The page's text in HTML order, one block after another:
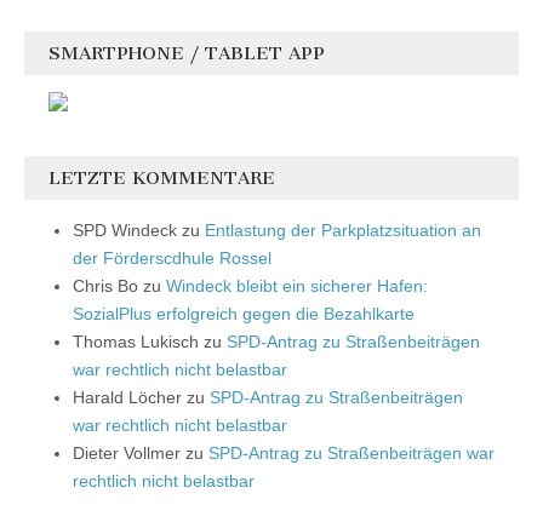
SMARTPHONE / TABLET APP
LETZTE KOMMENTARE
SPD Windeck zu Entlastung der Parkplatzsituation an
der Förderscdhule Rossel
Chris Bo zu Windeck bleibt ein sicherer Hafen:
SozialPlus erfolgreich gegen die Bezahlkarte
Thomas Lukisch zu SPD-Antrag zu Straßenbeiträgen
war rechtlich nicht belastbar
Harald Löcher zu SPD-Antrag zu Straßenbeiträgen
war rechtlich nicht belastbar
Dieter Vollmer zu SPD-Antrag zu Straßenbeiträgen war
rechtlich nicht belastbar